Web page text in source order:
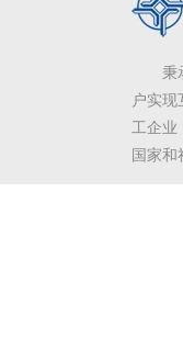
秉
户实现
工企业
国家和